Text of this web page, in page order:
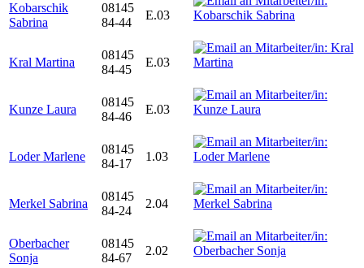
Kobarschik
Sabrina
08145
84-44
E.03
Kral Martina
08145
84-45
E.03
Kunze Laura
08145
84-46
E.03
Loder Marlene
08145
84-17
1.03
Merkel Sabrina
08145
84-24
2.04
Oberbacher
Sonja
08145
84-67
2.02